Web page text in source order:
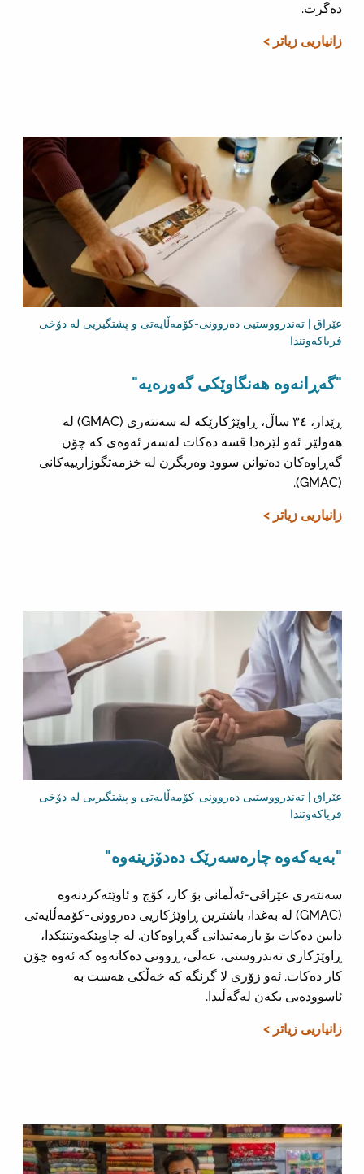
دەگرت.
زانیاریی زیاتر >
عێراق | تەندرووستیی دەروونی-کۆمەڵایەتی و پشتگیریی لە دۆخی
فریاکەوتندا
"گەڕانەوە هەنگاوێکی گەورەیە"
ڕێدار، ٣٤ ساڵ، ڕاوێژکارێکە لە سەنتەری (GMAC) لە
هەولێر. ئەو لێرەدا قسە دەکات لەسەر ئەوەی کە چۆن
گەڕاوەکان دەتوانن سوود وەربگرن لە خزمەتگوزارییەکانی
(GMAC).
زانیاریی زیاتر >
عێراق | تەندرووستیی دەروونی-کۆمەڵایەتی و پشتگیریی لە دۆخی
فریاکەوتندا
"بەیەکەوە چارەسەرێک دەدۆزینەوە"
سەنتەری عێراقی-ئەڵمانی بۆ کار، کۆچ و ئاوێتەکردنەوە
(GMAC) لە بەغدا، باشترین ڕاوێژکاریی دەروونی-کۆمەڵایەتی
دابین دەکات بۆ یارمەتیدانی گەڕاوەکان. لە چاوپێکەوتنێکدا،
ڕاوێژکاری تەندروستی، عەلی، ڕوونی دەکاتەوە کە ئەوە چۆن
کار دەکات. ئەو زۆری لا گرنگە کە خەڵکی هەست بە
ئاسوودەیی بکەن لەگەڵیدا.
زانیاریی زیاتر >